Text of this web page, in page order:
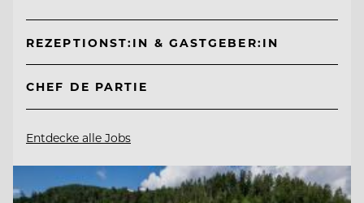
REZEPTIONST:IN & GASTGEBER:IN
CHEF DE PARTIE
Entdecke alle Jobs